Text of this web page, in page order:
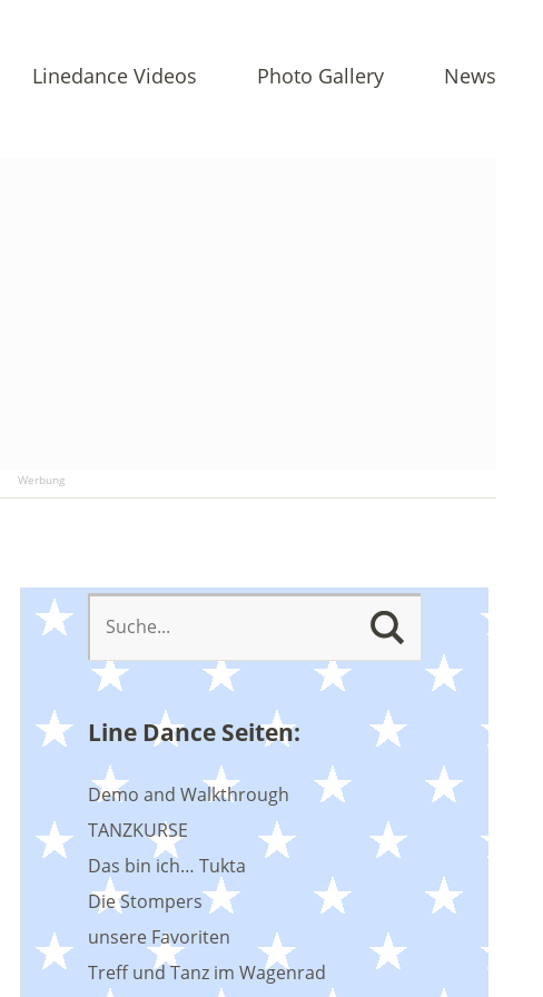
Linedance Videos Photo Gallery News
Werbung
Line Dance Seiten:
Demo and Walkthrough
TANZKURSE
Das bin ich… Tukta
Die Stompers
unsere Favoriten
Treff und Tanz im Wagenrad